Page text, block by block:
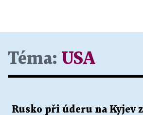
Téma: USA
Rusko při úderu na Kyjev